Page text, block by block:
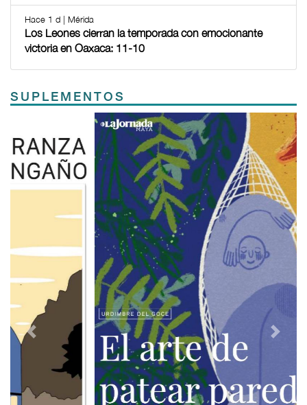
Hace 1 d | Mérida
Los Leones cierran la temporada con emocionante
victoria en Oaxaca: 11-10
SUPLEMENTOS
Previous Next